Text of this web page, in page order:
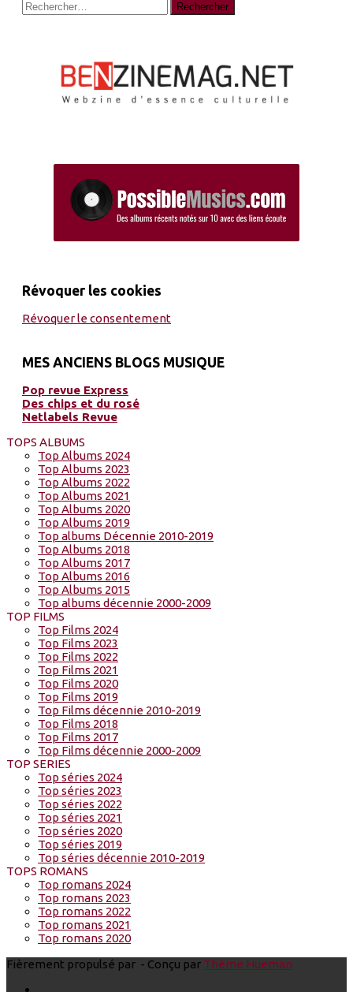
Rechercher :
Révoquer les cookies
Révoquer le consentement
MES ANCIENS BLOGS MUSIQUE
Pop revue Express
Des chips et du rosé
Netlabels Revue
TOPS ALBUMS
Top Albums 2024
Top Albums 2023
Top Albums 2022
Top Albums 2021
Top Albums 2020
Top Albums 2019
Top albums Décennie 2010-2019
Top Albums 2018
Top Albums 2017
Top Albums 2016
Top Albums 2015
Top albums décennie 2000-2009
TOP FILMS
Top Films 2024
Top Films 2023
Top Films 2022
Top Films 2021
Top Films 2020
Top Films 2019
Top Films décennie 2010-2019
Top Films 2018
Top Films 2017
Top Films décennie 2000-2009
TOP SERIES
Top séries 2024
Top séries 2023
Top séries 2022
Top séries 2021
Top séries 2020
Top séries 2019
Top séries décennie 2010-2019
TOPS ROMANS
Top romans 2024
Top romans 2023
Top romans 2022
Top romans 2021
Top romans 2020
Fièrement propulsé par - Conçu par Thème Hueman